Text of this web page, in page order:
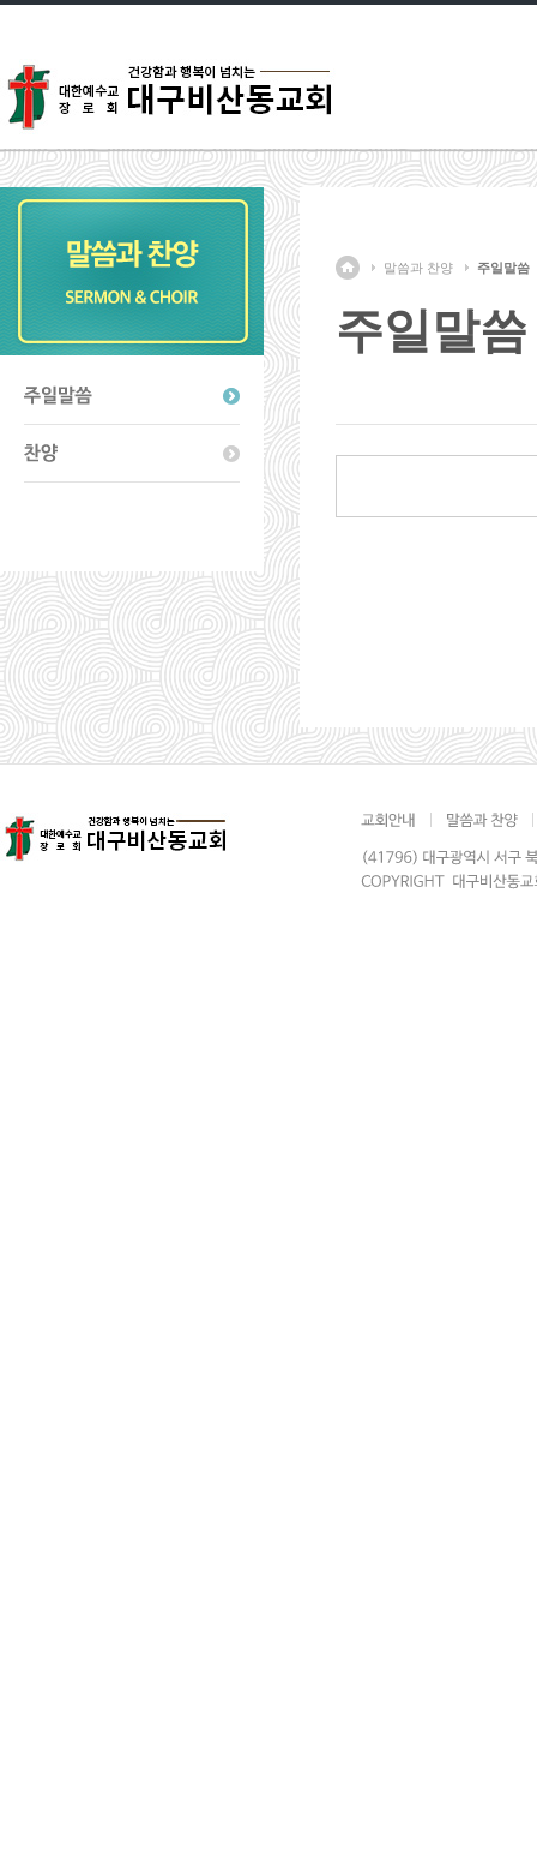
말씀과 찬양 주일말씀
주일말씀